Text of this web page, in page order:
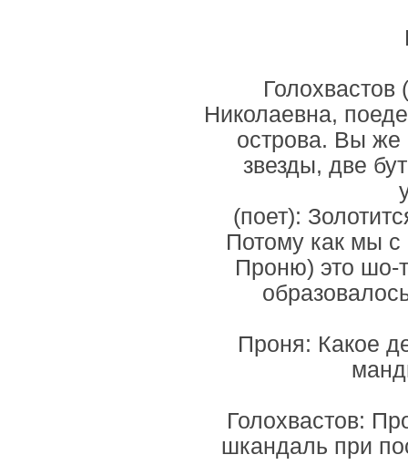
Николаевна,
острова. Вы же
звезды, две
(поет):
Потому как мы с
Проню) это шо-
Проня: Какое
Голохвастов:
шкандаль при